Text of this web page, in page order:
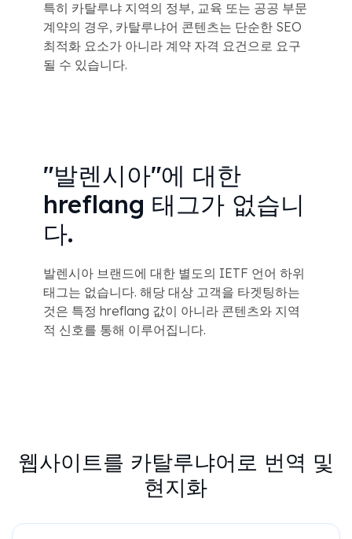
특히 카탈루냐 지역의 정부, 교육 또는 공공 부문
계약의 경우, 카탈루냐어 콘텐츠는 단순한 SEO
최적화 요소가 아니라 계약 자격 요건으로 요구
될 수 있습니다.
"발렌시아"에 대한
hreflang 태그가 없습니
다.
발렌시아 브랜드에 대한 별도의 IETF 언어 하위
태그는 없습니다. 해당 대상 고객을 타겟팅하는
것은 특정 hreflang 값이 아니라 콘텐츠와 지역
적 신호를 통해 이루어집니다.
웹사이트를 카탈루냐어로 번역 및
현지화